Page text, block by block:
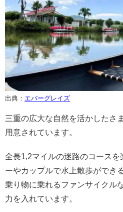
出典： エバーグレイズ
三重の広大な自然を活かしたさ
用意されています。
全長1,2マイルの迷路のコースを
ーやカップルで水上散歩ができ
乗り物に乗れるファンサイクル
力を入れています。